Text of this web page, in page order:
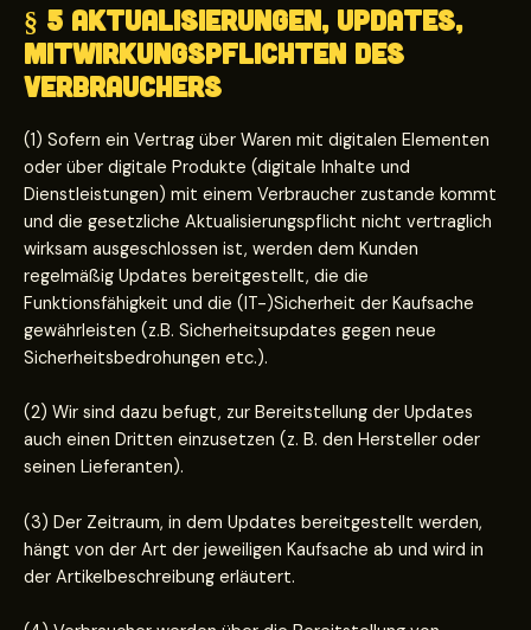
§ 5 Aktualisierungen, Updates,
Mitwirkungspflichten des
Verbrauchers
(1) Sofern ein Vertrag über Waren mit digitalen Elementen
oder über digitale Produkte (digitale Inhalte und
Dienstleistungen) mit einem Verbraucher zustande kommt
und die gesetzliche Aktualisierungspflicht nicht vertraglich
wirksam ausgeschlossen ist, werden dem Kunden
regelmäßig Updates bereitgestellt, die die
Funktionsfähigkeit und die (IT-)Sicherheit der Kaufsache
gewährleisten (z.B. Sicherheitsupdates gegen neue
Sicherheitsbedrohungen etc.).
(2) Wir sind dazu befugt, zur Bereitstellung der Updates
auch einen Dritten einzusetzen (z. B. den Hersteller oder
seinen Lieferanten).
(3) Der Zeitraum, in dem Updates bereitgestellt werden,
hängt von der Art der jeweiligen Kaufsache ab und wird in
der Artikelbeschreibung erläutert.